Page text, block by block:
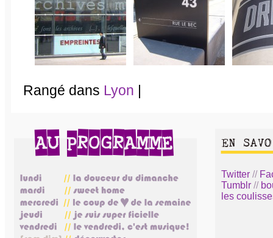
Rangé dans Lyon
Twitter //
Tumblr //
les